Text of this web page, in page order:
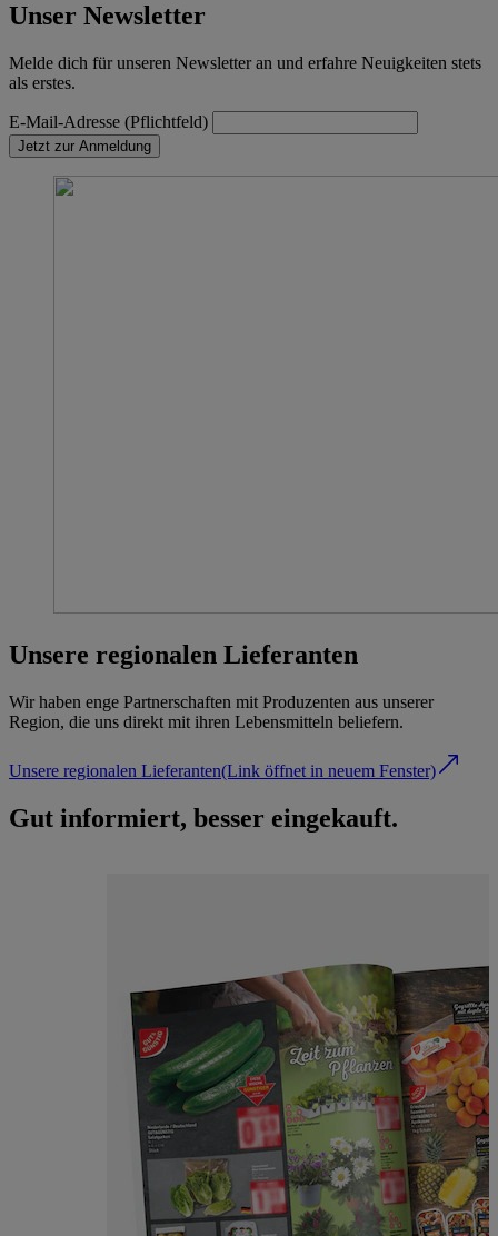
Unser Newsletter
Melde dich für unseren Newsletter an und erfahre Neuigkeiten stets
als erstes.
E-Mail-Adresse (Pflichtfeld)
Jetzt zur Anmeldung
Unsere regionalen Lieferanten
Wir haben enge Partnerschaften mit Produzenten aus unserer
Region, die uns direkt mit ihren Lebensmitteln beliefern.
Unsere regionalen Lieferanten(Link öffnet in neuem Fenster)
Gut informiert, besser eingekauft.